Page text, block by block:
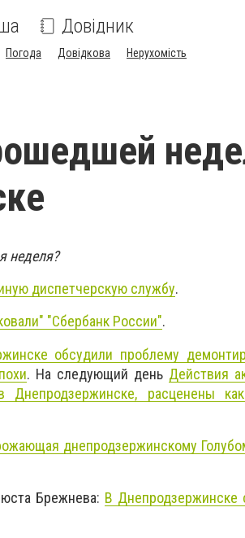
Довідник
Погода Довідкова Нерухомість
неделя?
диспетчерскую службу.
"Сбербанк России".
обсудили проблему
. На следующий день Действия
расценены
днепродзержинскому
Брежнева: В Днепродзержинске